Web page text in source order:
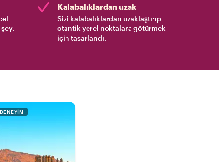
Kalabalıklardan uzak
Sizi kalabalıklardan uzaklaştırıp
otantik yerel noktalara götürmek
için tasarlandı.